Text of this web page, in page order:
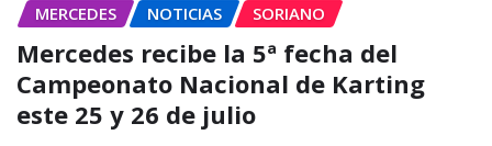
MERCEDES
NOTICIAS SORIANO
Mercedes recibe la 5ª fecha del
Campeonato Nacional de Karting
este 25 y 26 de julio